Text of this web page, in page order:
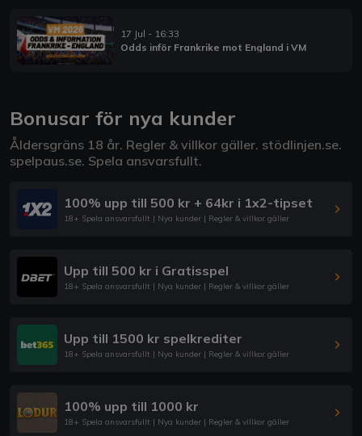
17 Jul - 16:33
Odds inför Frankrike mot England i VM
Bonusar för nya kunder
Åldersgräns 18 år. Regler & villkor gäller. stödlinjen.se.
spelpaus.se. Spela ansvarsfullt.
100% upp till 500 kr + 64kr i 1x2-tipset
18+ Spela ansvarsfullt | Nya kunder | Regler & villkor gäller
Upp till 500 kr i Gratisspel
18+ Spela ansvarsfullt | Nya kunder | Regler & villkor gäller
Upp till 1500 kr spelkrediter
18+ Spela ansvarsfullt | Nya kunder | Regler & villkor gäller
100% upp till 1000 kr
18+ Spela ansvarsfullt | Nya kunder | Regler & villkor gäller